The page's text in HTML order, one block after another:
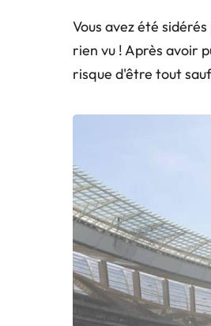
Vous avez été
rien vu ! Après avoir
risque d'être tout